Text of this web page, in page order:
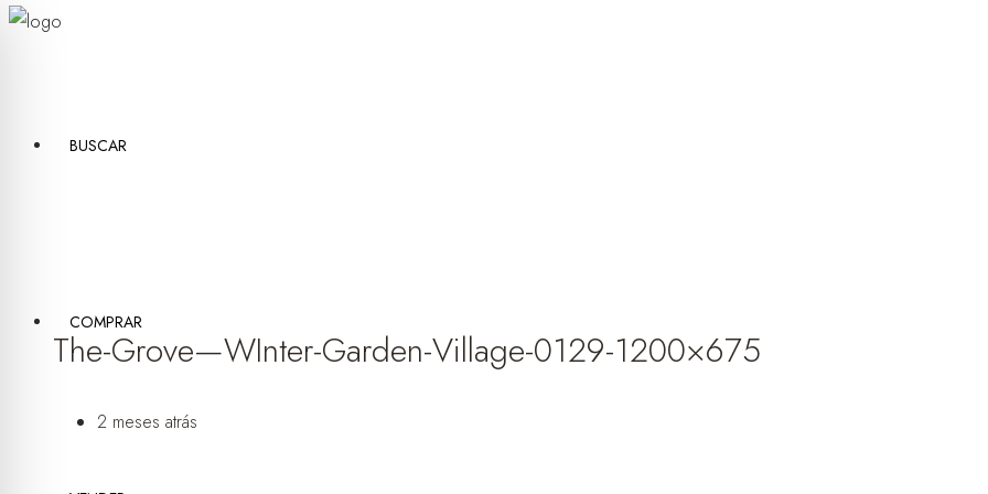
BUSCAR
COMPRAR
The-Grove—WInter-Garden-Village-0129-1200×675
2 meses atrás